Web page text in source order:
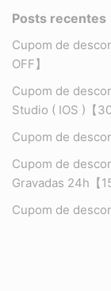
Posts recentes
Cupom de
OFF】
Cupom de
Studio ( IOS )【
Cupom de
Cupom de
Gravadas 24h【
Cupom de